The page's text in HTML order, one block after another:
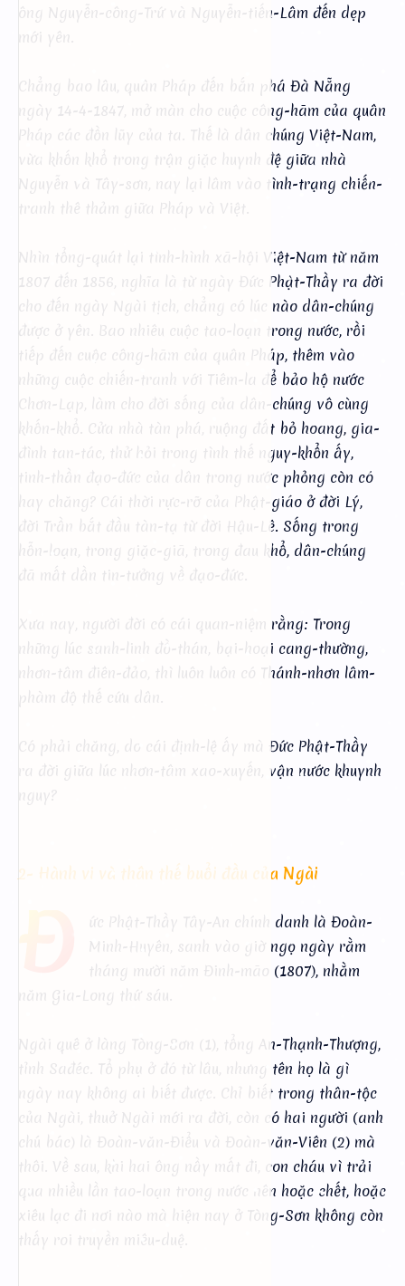
ông Nguyễn-công-Trứ và Nguyễn-tiến-Lâm đến dẹp
mới yên.
Chẳng bao lâu, quân Pháp đến bắn phá Đà Nẵng
ngày 14-4-1847, mở màn cho cuộc công-hãm của quân
Pháp các đồn lũy của ta. Thế là dân chúng Việt-Nam,
vừa khốn khổ trong trận giặc huynh đệ giữa nhà
Nguyễn và Tây-sơn, nay lại lâm vào tình-trạng chiến-
tranh thê thảm giữa Pháp và Việt.
Nhìn tổng-quát lại tình-hình xã-hội Việt-Nam từ năm
1807 đến 1856, nghĩa là từ ngày Đức Phật-Thầy ra đời
cho đến ngày Ngài tịch, chẳng có lúc nào dân-chúng
được ở yên. Bao nhiêu cuộc tao-loạn trong nước, rồi
tiếp đến cuộc công-hãm của quân Pháp, thêm vào
những cuộc chiến-tranh với Tiêm-la để bảo hộ nước
Chơn-Lạp, làm cho đời sống của dân-chúng vô cùng
khốn-khổ. Cửa nhà tàn phá, ruộng đất bỏ hoang, gia-
đình tan-tác, thử hỏi trong tình thế nguy-khổn ấy,
tinh-thần đạo-đức của dân trong nước phỏng còn có
hay chăng? Cái thời rực-rỡ của Phật-giáo ở đời Lý,
đời Trần bắt đầu tàn-tạ từ đời Hậu-Lê. Sống trong
hỗn-loạn, trong giặc-giã, trong đau khổ, dân-chúng
đã mất dần tin-tưởng về đạo-đức.
Xưa nay, người đời có cái quan-niệm rằng: Trong
những lúc sanh-linh đồ-thán, bại-hoại cang-thường,
nhơn-tâm điên-đảo, thì luôn luôn có Thánh-nhơn lâm-
phàm độ thế cứu dân.
Có phải chăng, do cái định-lệ ấy mà Đức Phật-Thầy
ra đời giữa lúc nhơn-tâm xao-xuyến, vận nước khuynh
nguy?
2- Hành vi và thân thế buổi đầu của Ngài
Đ
ức Phật-Thầy Tây-An chính danh là Đoàn-
Minh-Huyên, sanh vào giờ ngọ ngày rằm
tháng mười năm Đinh-mão (1807), nhằm
năm Gia-Long thứ sáu.
Ngài quê ở làng Tòng-Sơn (1), tổng An-Thạnh-Thượng,
tỉnh Sađéc. Tổ phụ ở đó từ lâu, nhưng tên họ là gì
ngày nay không ai biết được. Chỉ biết trong thân-tộc
của Ngài, thuở Ngài mới ra đời, còn có hai người (anh
chú bác) là Đoàn-văn-Điểu và Đoàn-văn-Viên (2) mà
thôi. Về sau, khi hai ông nầy mất đi, con cháu vì trải
qua nhiều lần tao-loạn trong nước nên hoặc chết, hoặc
xiêu lạc đi nơi nào mà hiện nay ở Tòng-Sơn không còn
thấy roi truyền miêu-duệ.